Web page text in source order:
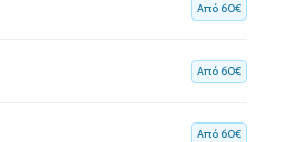
Aπό 60€
Aπό 60€
Aπό 60€